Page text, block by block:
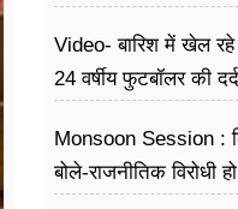
Video- बारिश में खेल
24 वर्षीय फुटबॉलर की
Monsoon Session :
बोले-राजनीतिक